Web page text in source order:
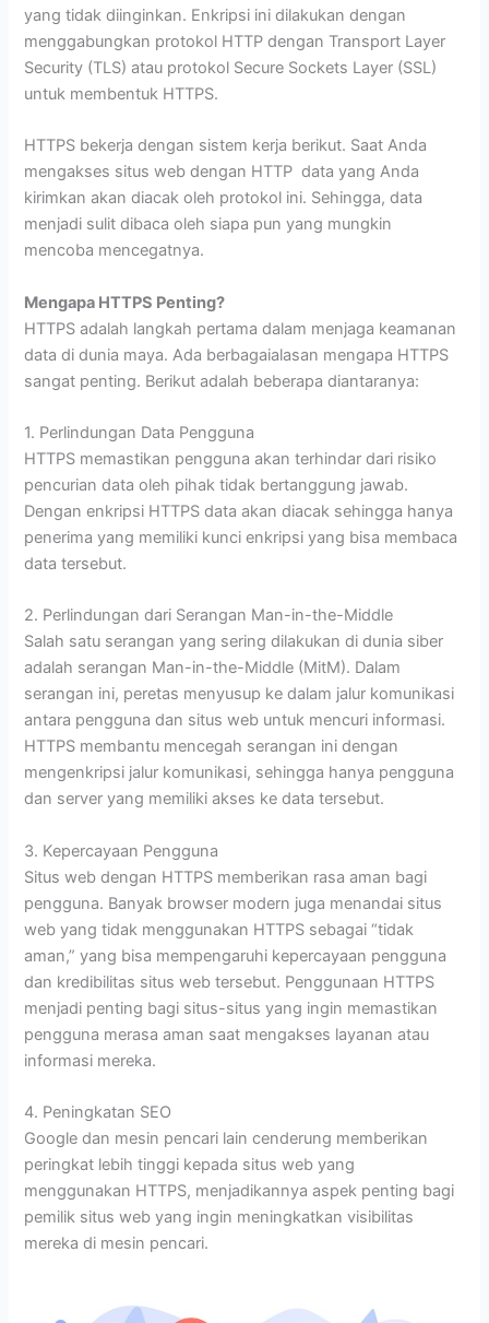
yang tidak diinginkan. Enkripsi ini dilakukan dengan
menggabungkan protokol HTTP dengan Transport Layer
Security (TLS) atau protokol Secure Sockets Layer (SSL)
untuk membentuk HTTPS.
HTTPS bekerja dengan sistem kerja berikut. Saat Anda
mengakses situs web dengan HTTP data yang Anda
kirimkan akan diacak oleh protokol ini. Sehingga, data
menjadi sulit dibaca oleh siapa pun yang mungkin
mencoba mencegatnya.
Mengapa HTTPS Penting?
HTTPS adalah langkah pertama dalam menjaga keamanan
data di dunia maya. Ada berbagaialasan mengapa HTTPS
sangat penting. Berikut adalah beberapa diantaranya:
1. Perlindungan Data Pengguna
HTTPS memastikan pengguna akan terhindar dari risiko
pencurian data oleh pihak tidak bertanggung jawab.
Dengan enkripsi HTTPS data akan diacak sehingga hanya
penerima yang memiliki kunci enkripsi yang bisa membaca
data tersebut.
2. Perlindungan dari Serangan Man-in-the-Middle
Salah satu serangan yang sering dilakukan di dunia siber
adalah serangan Man-in-the-Middle (MitM). Dalam
serangan ini, peretas menyusup ke dalam jalur komunikasi
antara pengguna dan situs web untuk mencuri informasi.
HTTPS membantu mencegah serangan ini dengan
mengenkripsi jalur komunikasi, sehingga hanya pengguna
dan server yang memiliki akses ke data tersebut.
3. Kepercayaan Pengguna
Situs web dengan HTTPS memberikan rasa aman bagi
pengguna. Banyak browser modern juga menandai situs
web yang tidak menggunakan HTTPS sebagai “tidak
aman,” yang bisa mempengaruhi kepercayaan pengguna
dan kredibilitas situs web tersebut. Penggunaan HTTPS
menjadi penting bagi situs-situs yang ingin memastikan
pengguna merasa aman saat mengakses layanan atau
informasi mereka.
4. Peningkatan SEO
Google dan mesin pencari lain cenderung memberikan
peringkat lebih tinggi kepada situs web yang
menggunakan HTTPS, menjadikannya aspek penting bagi
pemilik situs web yang ingin meningkatkan visibilitas
mereka di mesin pencari.